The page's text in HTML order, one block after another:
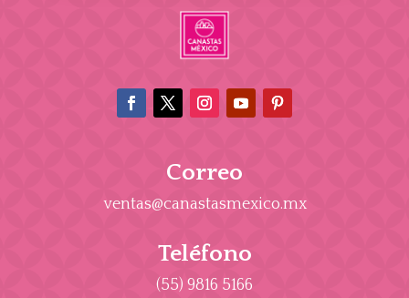
Correo
ventas@canastasmexico.mx
Teléfono
(55) 9816 5166